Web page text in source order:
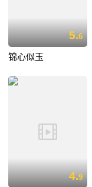
5.6
锦心似玉
4.9